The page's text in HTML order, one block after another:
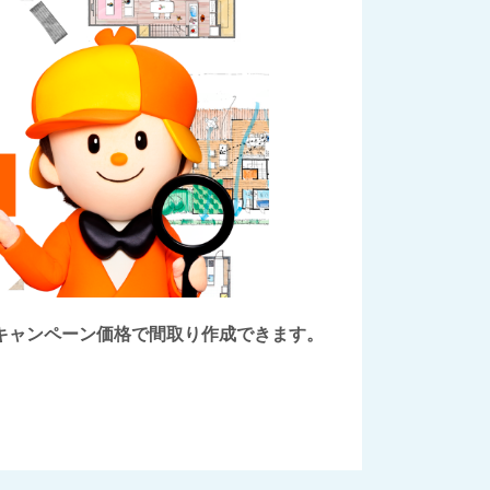
ンペーン価格で間取り作成できます。